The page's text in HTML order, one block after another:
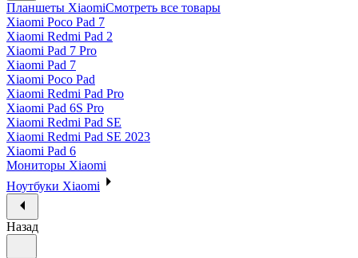
Планшеты XiaomiСмотреть все товары
Xiaomi Poco Pad 7
Xiaomi Redmi Pad 2
Xiaomi Pad 7 Pro
Xiaomi Pad 7
Xiaomi Poco Pad
Xiaomi Redmi Pad Pro
Xiaomi Pad 6S Pro
Xiaomi Redmi Pad SE
Xiaomi Redmi Pad SE 2023
Xiaomi Pad 6
Мониторы Xiaomi
Ноутбуки Xiaomi
Назад